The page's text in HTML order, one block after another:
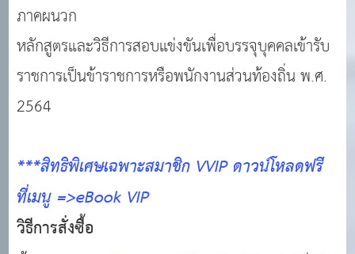
ภาคผนวก
หลักสูตรและวิธีการสอบแข่งขันเพื่อบรรจุบุคคลเข้ารับ
ราชการเป็นข้าราชการหรือพนักงานส่วนท้องถิ่น พ.ศ.
2564
***สิทธิพิเศษเฉพาะสมาชิก VVIP ดาวน์โหลดฟรี
ที่เมนู =>eBook VIP
วิธีการสั่งซื้อ